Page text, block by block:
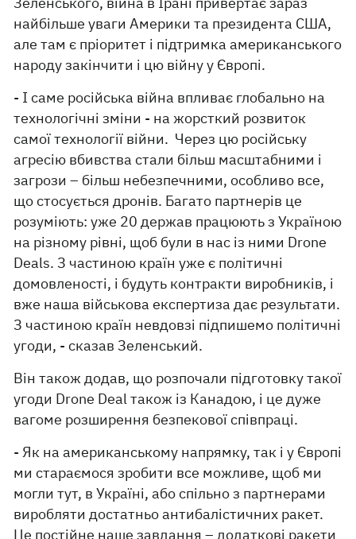
найбільше уваги Америки та президента США,
але там є пріоритет і підтримка американського
народу закінчити і цю війну у Європі.
- І саме російська війна впливає глобально на
технологічні зміни - на жорсткий розвиток
самої технології війни. Через цю російську
агресію вбивства стали більш масштабними і
загрози – більш небезпечними, особливо все,
що стосується дронів. Багато партнерів це
розуміють: уже 20 держав працюють з Україною
на різному рівні, щоб були в нас із ними Drone
Deals. З частиною країн уже є політичні
домовленості, і будуть контракти виробників, і
вже наша військова експертиза дає результати.
З частиною країн невдовзі підпишемо політичні
угоди, - сказав Зеленський.
Він також додав, що розпочали підготовку такої
угоди Drone Deal також із Канадою, і це дуже
вагоме розширення безпекової співпраці.
- Як на американському напрямку, так і у Європі
ми стараємося зробити все можливе, щоб ми
могли тут, в Україні, або спільно з партнерами
виробляти достатньо антибалістичних ракет.
Це постійне наше завдання – додаткові ракети